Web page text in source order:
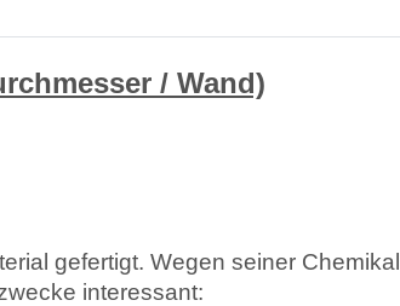
/ Wand)
gefertigt. Wegen seiner
interessant: